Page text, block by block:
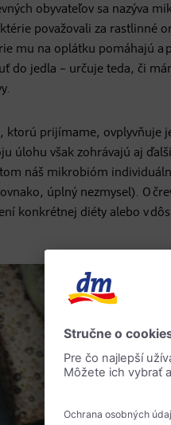
obyvateľov sa nazýva
považovali za rastlinné
mu na oplátku pomáhajú
do jedla – určuje teda, či
ktorú prijímame,
úlohu však zohrávajú aj
náš mikrobióm
úplný nezmysel). O
konkrétnej diéty alebo v